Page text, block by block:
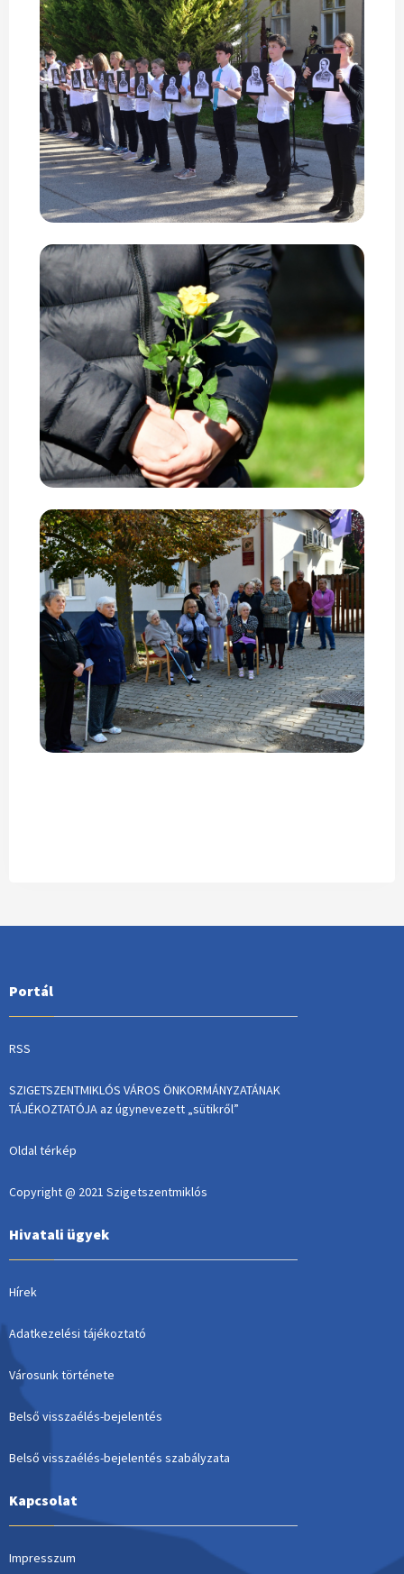
Portál
RSS
SZIGETSZENTMIKLÓS VÁROS ÖNKORMÁNYZATÁNAK
TÁJÉKOZTATÓJA az úgynevezett „sütikről”
Oldal térkép
Copyright @ 2021 Szigetszentmiklós
Hivatali ügyek
Hírek
Adatkezelési tájékoztató
Városunk története
Belső visszaélés-bejelentés
Belső visszaélés-bejelentés szabályzata
Kapcsolat
Impresszum